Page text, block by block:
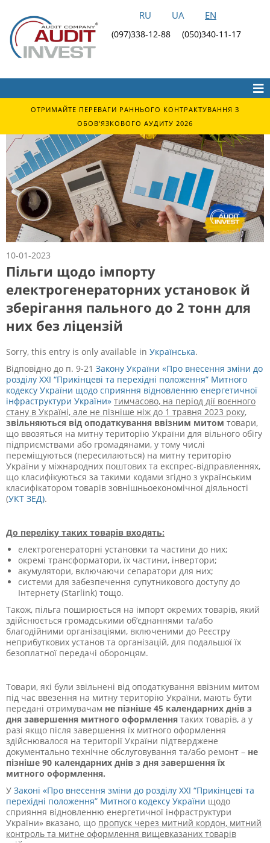
RU UA EN
(097)338-12-88 (050)340-11-17
ОТРИМАЙТЕ ПЕРЕВАГИ РАННЬОГО КОНТРАКТУВАННЯ З
ОБОВ'ЯЗКОВОГО АУДИТУ 2026
10-01-2023
Пільги щодо імпорту
електрогенераторних установок й
зберігання пального до 2 тонн для
них без ліцензій
Sorry, this entry is only available in Українська.
Відповідно до п. 9-21 Закону України «Про внесення зміни до
розділу XXI “Прикінцеві та перехідні положення” Митного
кодексу України щодо сприяння відновленню енергетичної
інфраструктури України» тимчасово, на період дії воєнного
стану в Україні, але не пізніше ніж до 1 травня 2023 року,
звільняються від оподаткування ввізним митом товари,
що ввозяться на митну територію України для вільного обігу
підприємствами або громадянами, у тому числі
переміщуються (пересилаються) на митну територію
України у міжнародних поштових та експрес-відправленнях,
що класифікуються за такими кодами згідно з українським
класифікатором товарів зовнішньоекономічної діяльності
(УКТ ЗЕД).
До переліку таких товарів входять:
електрогенераторні установки та частини до них;
окремі трансформатори, їх частини, інвертори;
акумулятори, включаючи сепаратори для них;
системи для забезпечення супутникового доступу до
Інтернету (Starlink) тощо.
Також, пільга поширюється на імпорт окремих товарів, який
здійснюється громадськими об’єднаннями та/або
благодійними організаціями, включеними до Реєстру
неприбуткових установ та організацій, для подальшої їх
безоплатної передачі оборонцям.
Товари, які були звільнені від оподаткування ввізним митом
під час ввезення на митну територію України, мають бути
передані отримувачам не пізніше 45 календарних днів з
дня завершення митного оформлення таких товарів, а у
разі якщо після завершення їх митного оформлення
здійснювалося на території України підтверджене
документально технічне обслуговування та/або ремонт – не
пізніше 90 календарних днів з дня завершення їх
митного оформлення.
У Законі «Про внесення зміни до розділу XXI “Прикінцеві та
перехідні положення” Митного кодексу України щодо
сприяння відновленню енергетичної інфраструктури
України» вказано, що пропуск через митний кордон, митний
контроль та митне оформлення вищевказаних товарів